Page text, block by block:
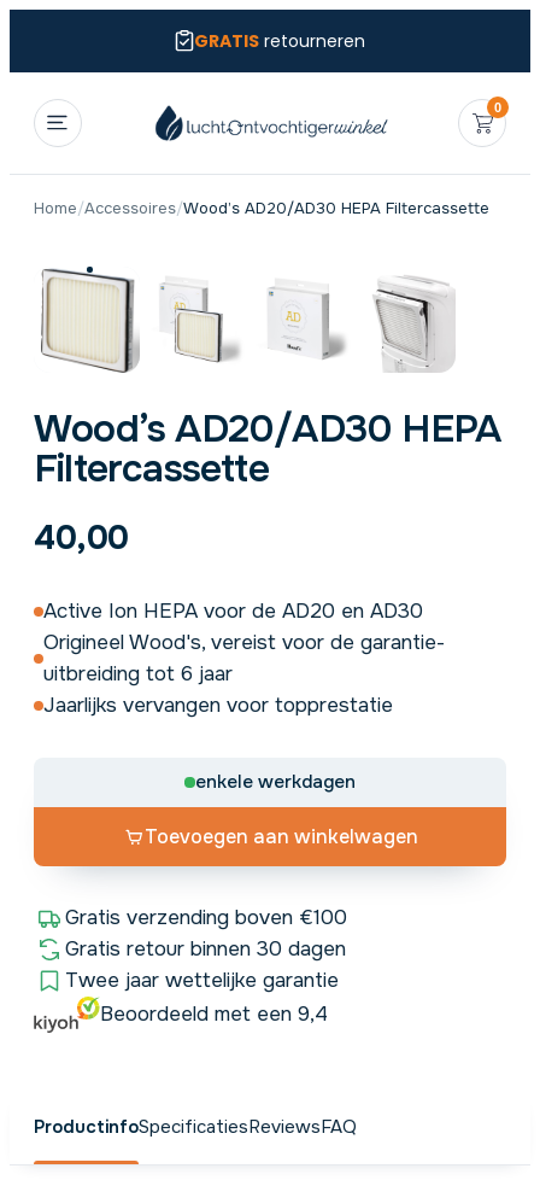
GRATISretourneren
0
Home/Accessoires/Wood’s AD20/AD30 HEPA Filtercassette
Wood’s AD20/AD30 HEPA
Filtercassette
40,00
Active Ion HEPA voor de AD20 en AD30
Origineel Wood's, vereist voor de garantie-
uitbreiding tot 6 jaar
Jaarlijks vervangen voor topprestatie
enkele werkdagen
Toevoegen aan winkelwagen
Gratis verzending boven €100
Gratis retour binnen 30 dagen
Twee jaar wettelijke garantie
Beoordeeld met een 9,4
ProductinfoSpecificatiesReviewsFAQ